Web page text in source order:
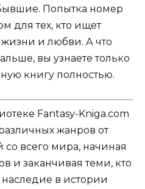
Попытка номер
для тех, кто ищет
и любви. А что
вы узнаете только
книгу полностью.
Fantasy-Kniga.com
жанров от
со всего мира, начиная
и заканчивая теми, кто
наследие в истории